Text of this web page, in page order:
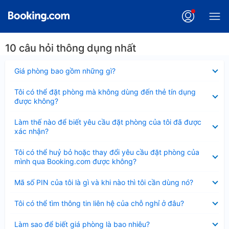
10 câu hỏi thông dụng nhất
Giá phòng bao gồm những gì?
thu
Tôi có thể đặt phòng mà không dùng đến thẻ tín dụng
được không?
thu
gọn
Làm thế nào để biết yêu cầu đặt phòng của tôi đã được
xác nhận?
thu
gọn
Tôi có thể huỷ bỏ hoặc thay đổi yêu cầu đặt phòng của
mình qua Booking.com được không?
thu
gọn
Mã số PIN của tôi là gì và khi nào thì tôi cần dùng nó?
thu
Tôi có thể tìm thông tin liên hệ của chỗ nghỉ ở đâu?
thu
Làm sao để biết giá phòng là bao nhiêu?
thu